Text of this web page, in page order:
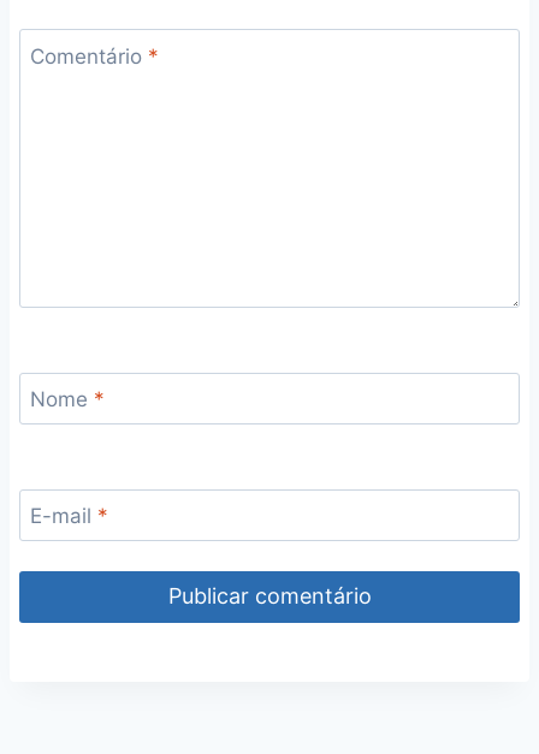
Comentário *
Nome *
E-mail *